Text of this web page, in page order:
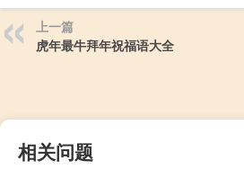
上一篇
虎年最牛拜年祝福语大全
相关问题